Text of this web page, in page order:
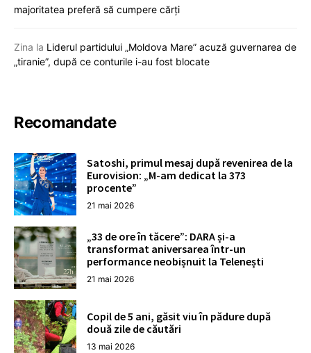
majoritatea preferă să cumpere cărți
Zina la Liderul partidului „Moldova Mare” acuză guvernarea de
„tiranie”, după ce conturile i-au fost blocate
Recomandate
Satoshi, primul mesaj după revenirea de la
Eurovision: „M-am dedicat la 373
procente”
21 mai 2026
„33 de ore în tăcere”: DARA și-a
transformat aniversarea într-un
performance neobișnuit la Telenești
21 mai 2026
Copil de 5 ani, găsit viu în pădure după
două zile de căutări
13 mai 2026